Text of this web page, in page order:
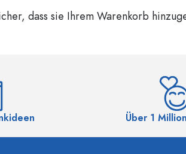
dass sie Ihrem Warenkorb
Über 1